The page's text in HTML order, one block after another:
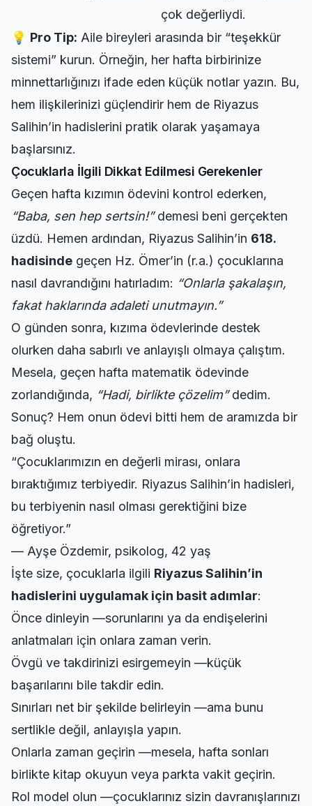
çok değerliydi.
💡 Pro Tip: Aile bireyleri arasında bir “teşekkür
sistemi” kurun. Örneğin, her hafta birbirinize
minnettarlığınızı ifade eden küçük notlar yazın. Bu,
hem ilişkilerinizi güçlendirir hem de Riyazus
Salihin’in hadislerini pratik olarak yaşamaya
başlarsınız.
Çocuklarla İlgili Dikkat Edilmesi Gerekenler
Geçen hafta kızımın ödevini kontrol ederken,
“Baba, sen hep sertsin!”demesi beni gerçekten
üzdü. Hemen ardından, Riyazus Salihin’in 618.
hadisinde geçen Hz. Ömer’in (r.a.) çocuklarına
nasıl davrandığını hatırladım: “Onlarla şakalaşın,
fakat haklarında adaleti unutmayın.”
O günden sonra, kızıma ödevlerinde destek
olurken daha sabırlı ve anlayışlı olmaya çalıştım.
Mesela, geçen hafta matematik ödevinde
zorlandığında, “Hadi, birlikte çözelim”dedim.
Sonuç? Hem onun ödevi bitti hem de aramızda bir
bağ oluştu.
“Çocuklarımızın en değerli mirası, onlara
bıraktığımız terbiyedir. Riyazus Salihin’in hadisleri,
bu terbiyenin nasıl olması gerektiğini bize
öğretiyor.”
— Ayşe Özdemir, psikolog, 42 yaş
İşte size, çocuklarla ilgili Riyazus Salihin’in
hadislerini uygulamak için basit adımlar:
Önce dinleyin —sorunlarını ya da endişelerini
anlatmaları için onlara zaman verin.
Övgü ve takdirinizi esirgemeyin —küçük
başarılarını bile takdir edin.
Sınırları net bir şekilde belirleyin —ama bunu
sertlikle değil, anlayışla yapın.
Onlarla zaman geçirin —mesela, hafta sonları
birlikte kitap okuyun veya parkta vakit geçirin.
Rol model olun —çocuklarınız sizin davranışlarınızı